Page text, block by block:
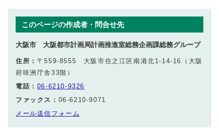
このページの作成者・問合せ先
大阪市 大阪都市計画局計画推進室総務企画課総務グループ
住所： 〒559-8555 大阪市住之江区南港北1-14-16（大阪
府咲洲庁舎33階）
電話： 06-6210-9326
ファックス： 06-6210-9071
メール送信フォーム